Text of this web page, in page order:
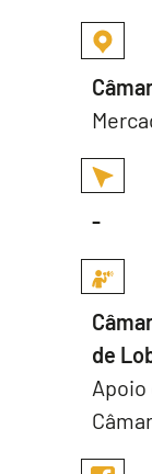
-
de
Apoio